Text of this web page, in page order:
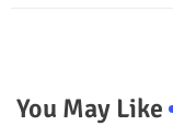
You May Like